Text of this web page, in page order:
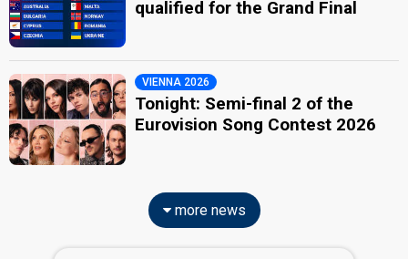
qualified for the Grand Final
VIENNA 2026
Tonight: Semi-final 2 of the
Eurovision Song Contest 2026
more news